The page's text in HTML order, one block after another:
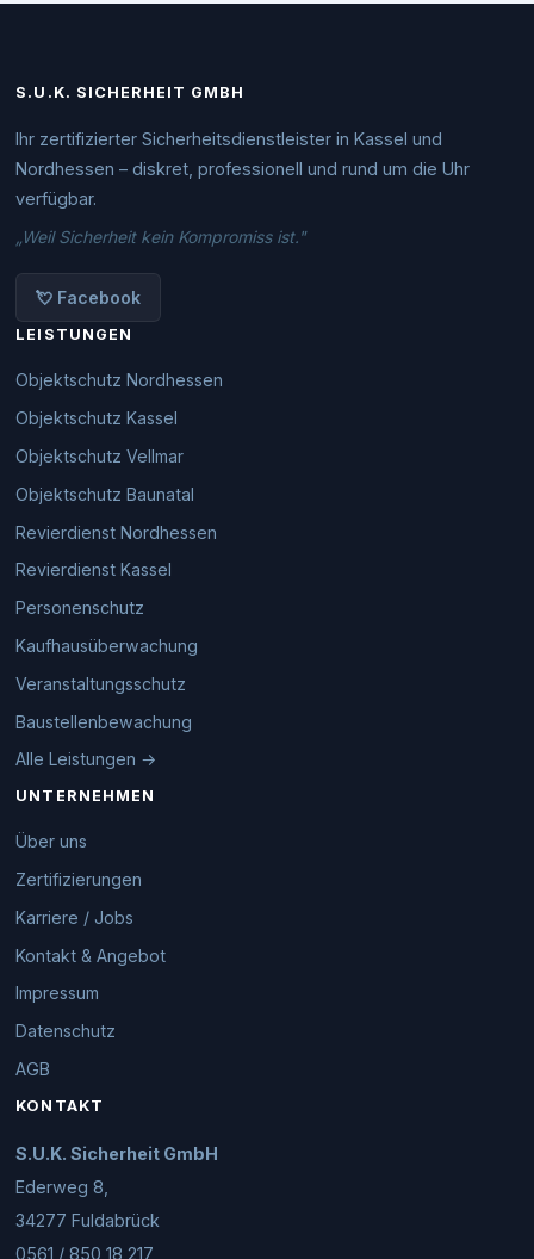
S.U.K. SICHERHEIT GMBH
Ihr zertifizierter Sicherheitsdienstleister in Kassel und
Nordhessen – diskret, professionell und rund um die Uhr
verfügbar.
„Weil Sicherheit kein Kompromiss ist."
💘 Facebook
LEISTUNGEN
Objektschutz Nordhessen
Objektschutz Kassel
Objektschutz Vellmar
Objektschutz Baunatal
Revierdienst Nordhessen
Revierdienst Kassel
Personenschutz
Kaufhausüberwachung
Veranstaltungsschutz
Baustellenbewachung
Alle Leistungen →
UNTERNEHMEN
Über uns
Zertifizierungen
Karriere / Jobs
Kontakt & Angebot
Impressum
Datenschutz
AGB
KONTAKT
S.U.K. Sicherheit GmbH
Ederweg 8,
34277 Fuldabrück
0561 / 850 18 217